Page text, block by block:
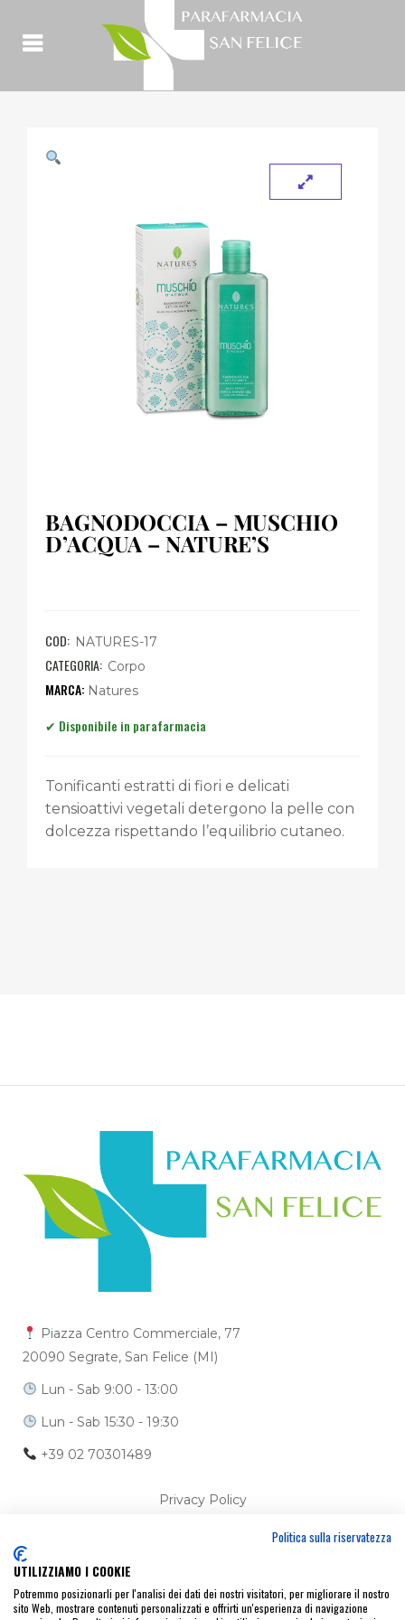
BAGNODOCCIA – MUSCHIO
D’ACQUA – NATURE’S
COD: NATURES-17
CATEGORIA: Corpo
Natures
Tonificanti estratti di fiori e delicati
tensioattivi vegetali detergono la pelle con
dolcezza rispettando l’equilibrio cutaneo.
Piazza Centro Commerciale, 77
20090 Segrate, San Felice (MI)
Lun - Sab 9:00 - 13:00
Lun - Sab 15:30 - 19:30
+39 02 70301489
Privacy Policy
Ci trovi anche su
Politica sulla riservatezza
UTILIZZIAMO I COOKIE
Potremmo posizionarli per l'analisi dei dati dei nostri visitatori, per migliorare il nostro
sito Web, mostrare contenuti personalizzati e offrirti un'esperienza di navigazione